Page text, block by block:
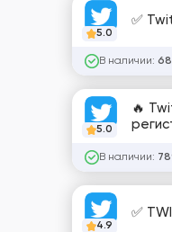
5.0
✅
В наличии:
5.0
🔥
В наличии:
4.9
✅